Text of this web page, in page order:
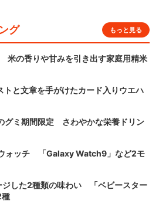
グ もっと見る
の香りや甘みを引き出す家庭用精米
トと文章を手がけたカード入りウエハ
グミ期間限定 さわやかな栄養ドリン
ォッチ 「Galaxy Watch9」など2モ
ジした2種類の味わい 「ベビースター
種